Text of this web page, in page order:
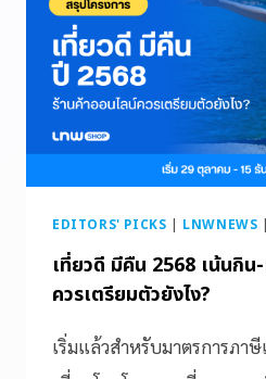
EDITORS' PICKS | LNWNEWS
เที่ยวดี มีคืน 2568 เน้นกิน
ควรเตรียมตัวยังไง?
เริ่มแล้วสำหรับมาตรการภา